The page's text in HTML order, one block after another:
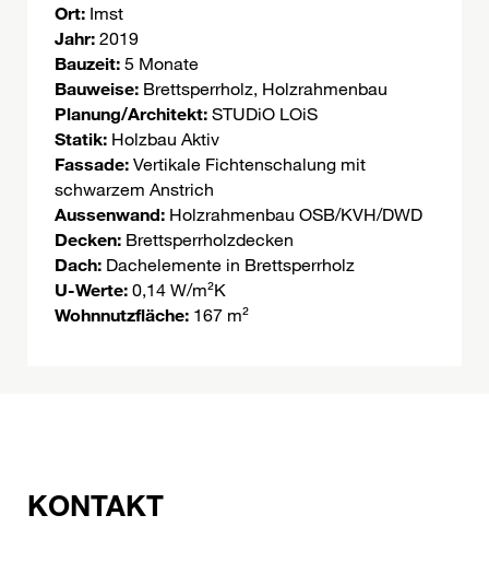
Ort: Imst
Jahr: 2019
Bauzeit: 5 Monate
Bauweise: Brettsperrholz, Holzrahmenbau
Planung/Architekt: STUDiO LOiS
Statik: Holzbau Aktiv
Fassade: Vertikale Fichtenschalung mit
schwarzem Anstrich
Aussenwand: Holzrahmenbau OSB/KVH/DWD
Decken: Brettsperrholzdecken
Dach: Dachelemente in Brettsperrholz
U-Werte: 0,14 W/m²K
Wohnnutzfläche: 167 m²
KONTAKT